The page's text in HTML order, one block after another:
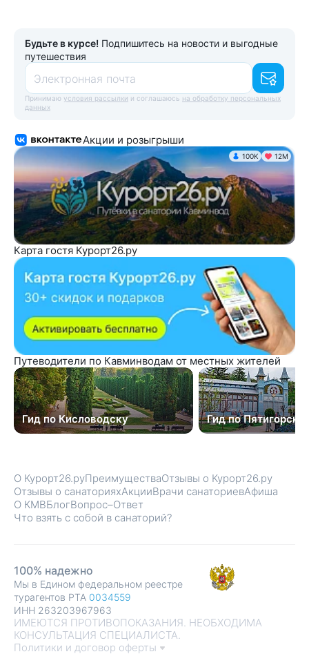
Будьте в курсе! Подпишитесь на новости и выгодные
путешествия
Электронная почта
Принимаю условия рассылки и соглашаюсь на обработку персональных
данных
Акции и розыгрыши
100K 12М
Карта гостя Курорт26.ру
Путеводители по Кавминводам от местных жителей
Гид по Кисловодску Гид по Пятигорску
О Курорт26.руПреимуществаОтзывы о Курорт26.ру
Отзывы о санаторияхАкцииВрачи санаториевАфиша
О КМВБлогВопрос–Ответ
Что взять с собой в санаторий?
ИМЕЮТСЯ ПРОТИВОПОКАЗАНИЯ. НЕОБХОДИМА
КОНСУЛЬТАЦИЯ СПЕЦИАЛИСТА.
Политики и договор оферты
100% надежно
Мы в Едином федеральном реестре
турагентов РТА 0034559
ИНН 263203967963